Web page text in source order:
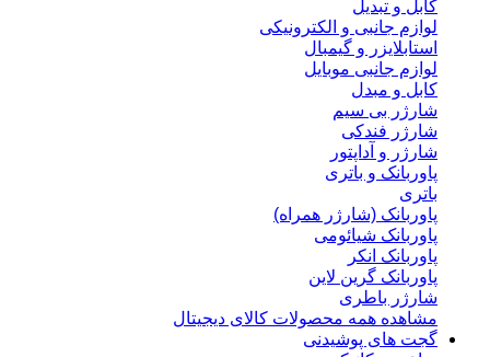
کابل و تبدیل
لوازم جانبی و الکترونیکی
استابلایزر و گیمبال
لوازم جانبی موبایل
کابل و مبدل
شارژر بی سیم
شارژر فندکی
شارژر و آداپتور
پاوربانک و باتری
باتری
پاوربانک (شارژر همراه)
پاوربانک شیائومی
پاوربانک انکر
پاوربانک گرین لاین
شارژر باطری
مشاهده همه محصولات کالای دیجیتال
گجت های پوشیدنی